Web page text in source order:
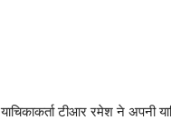
याचिकाकर्ता टीआर रमेश ने अपनी